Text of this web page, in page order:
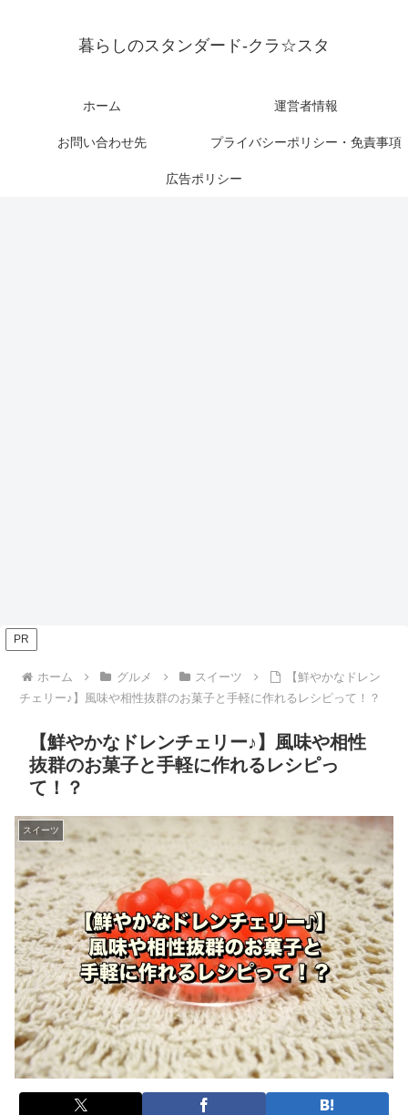
暮らしのスタンダード-クラ☆スタ
ホーム 運営者情報
お問い合わせ先 プライバシーポリシー・免責事項
広告ポリシー
PR
ホーム グルメ スイーツ
【鮮やかなドレン
チェリー♪】風味や相性抜群のお菓子と手軽に作れるレシピって！？
【鮮やかなドレンチェリー♪】風味や相性
抜群のお菓子と手軽に作れるレシピっ
て！？
スイーツ